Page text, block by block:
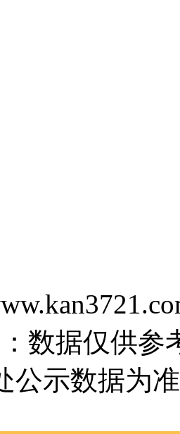
数据仅供参
公示数据为